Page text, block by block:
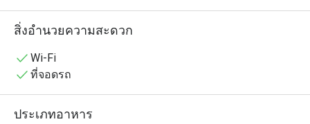
Offering an elevated all-day dining experience, the
restaurant showcases a harmonious blend of international
local sophistication. Guests can indulge in the theatre of
an open kitchen, where skilled chefs artfully craft each
สิ่งอำนวยความสะดวก
Wi-Fi
ที่จอดรถ
ประเภทอาหาร